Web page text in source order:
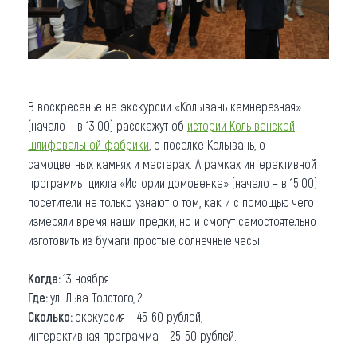
В воскресенье на экскурсии «Колывань камнерезная»
(начало – в 13.00) расскажут об истории Колыванской
шлифовальной фабрики , о поселке Колывань, о
самоцветных камнях и мастерах. А рамках интерактивной
программы цикла «Истории домовенка» (начало – в 15.00)
посетители не только узнают о том, как и с помощью чего
измеряли время наши предки, но и смогут самостоятельно
изготовить из бумаги простые солнечные часы.
Когда:13 ноября.
Где:ул. Льва Толстого, 2.
Сколько: экскурсия – 45-60 рублей,
интерактивная программа – 25-50 рублей.